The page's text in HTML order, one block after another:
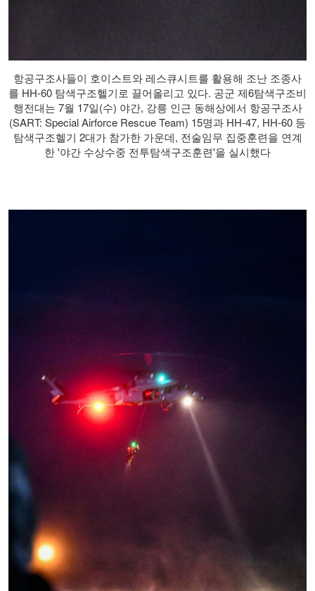
항공구조사들이 호이스트와 레스큐시트를 활용해 조난 조종사
를 HH-60 탐색구조헬기로 끌어올리고 있다. 공군 제6탐색구조비
행전대는 7월 17일(수) 야간, 강릉 인근 동해상에서 항공구조사
(SART: Special Airforce Rescue Team) 15명과 HH-47, HH-60 등
탐색구조헬기 2대가 참가한 가운데, 전술임무 집중훈련을 연계
한 '야간 수상수중 전투탐색구조훈련'을 실시했다